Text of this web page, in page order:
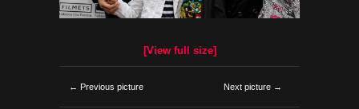
[View full size]
← Previous picture Next picture →